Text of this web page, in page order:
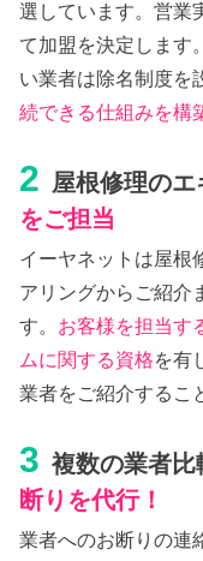
選しています。営業
て加盟を決定します
い業者は除名制度を
続できる仕組みを構
2 屋根修理の
をご担当
イーヤネットは屋根
アリングからご紹介
す。 お客様を担当す
ムに関する資格を有
業者をご紹介するこ
3 複数の業者
断りを代行！
業者へのお断りの連